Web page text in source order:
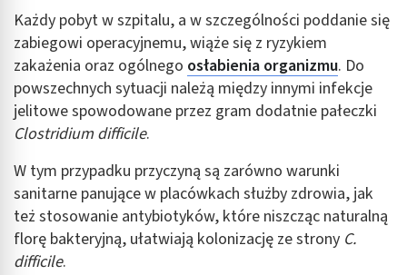
Każdy pobyt w szpitalu, a w szczególności poddanie się
zabiegowi operacyjnemu, wiąże się z ryzykiem
zakażenia oraz ogólnego osłabienia organizmu. Do
powszechnych sytuacji należą między innymi infekcje
jelitowe spowodowane przez gram dodatnie pałeczki
Clostridium difficile.
W tym przypadku przyczyną są zarówno warunki
sanitarne panujące w placówkach służby zdrowia, jak
też stosowanie antybiotyków, które niszcząc naturalną
florę bakteryjną, ułatwiają kolonizację ze strony C.
difficile.